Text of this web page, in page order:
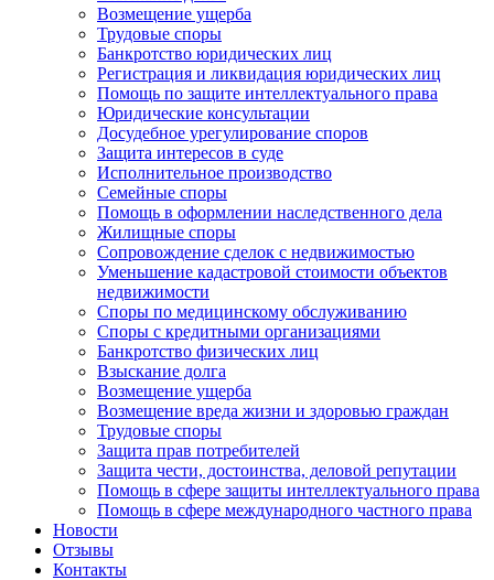
Возмещение ущерба
Трудовые споры
Банкротство юридических лиц
Регистрация и ликвидация юридических лиц
Помощь по защите интеллектуального права
Юридические консультации
Досудебное урегулирование споров
Защита интересов в суде
Исполнительное производство
Семейные споры
Помощь в оформлении наследственного дела
Жилищные споры
Сопровождение сделок с недвижимостью
Уменьшение кадастровой стоимости объектов
недвижимости
Споры по медицинскому обслуживанию
Споры с кредитными организациями
Банкротство физических лиц
Взыскание долга
Возмещение ущерба
Возмещение вреда жизни и здоровью граждан
Трудовые споры
Защита прав потребителей
Защита чести, достоинства, деловой репутации
Помощь в сфере защиты интеллектуального права
Помощь в сфере международного частного права
Новости
Отзывы
Контакты